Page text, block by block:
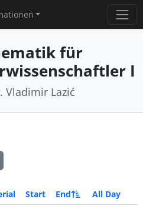
für
I
Vladimir Lazić
Start End All Day